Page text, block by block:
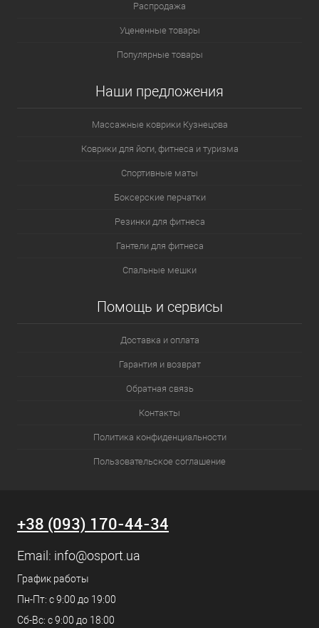
Распродажа
Уцененные товары
Популярные товары
Наши предложения
Массажные коврики Кузнецова
Коврики для йоги, фитнеса и туризма
Спортивные маты
Боксерские перчатки
Резинки для фитнеса
Гантели для фитнеса
Спальные мешки
Помощь и сервисы
Доставка и оплата
Гарантия и возврат
Обратная связь
Контакты
Политика конфиденциальности
Пользовательское соглашение
+38 (093) 170-44-34
Email: info@osport.ua
График работы
Пн-Пт: с 9:00 до 19:00
Сб-Вс: с 9:00 до 18:00